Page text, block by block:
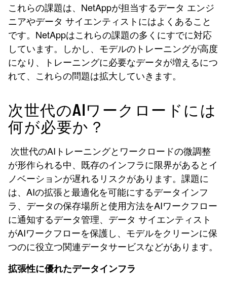
これらの課題は、NetAppが担当するデータ エンジ
ニアやデータ サイエンティストにはよくあること
です。NetAppはこれらの課題の多くにすでに対応
しています。しかし、モデルのトレーニングが高度
になり、トレーニングに必要なデータが増えるにつ
れて、これらの問題は拡大していきます。
次世代のAIワークロードには
何が必要か？
次世代のAIトレーニングとワークロードの微調整
が形作られる中、既存のインフラに限界があるとイ
ノベーションが遅れるリスクがあります。課題に
は、AIの拡張と最適化を可能にするデータインフ
ラ、データの保存場所と使用方法をAIワークフロー
に通知するデータ管理、データ サイエンティスト
がAIワークフローを保護し、モデルをクリーンに保
つのに役立つ関連データサービスなどがあります。
拡張性に優れたデータインフラ